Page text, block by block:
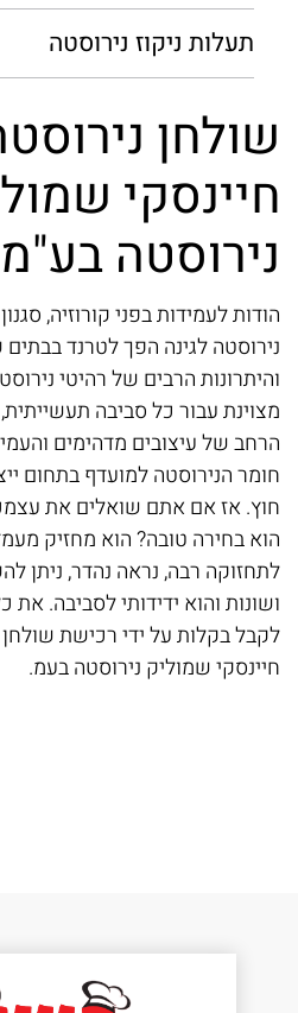
תעלות ניקוז נירוסטה
שולחן
חיינסקי
נירוסטה בע"מ
הודות לעמידות בפני קורוזיה,
נירוסטה לגינה הפך לטרנד
והיתרונות הרבים של רהיטי
מצוינת עבור כל סביבה
הרחב של עיצובים מדהימים
חומר הנירוסטה למועדף בתחום
חוץ. אז אם אתם שואלים את
הוא בחירה טובה? הוא מחזיק
לתחזוקה רבה, נראה נהדר, ניתן
ושונות והוא ידידותי לסביבה. את
לקבל בקלות על ידי רכישת
חיינסקי שמוליק נירוסטה בעמ.